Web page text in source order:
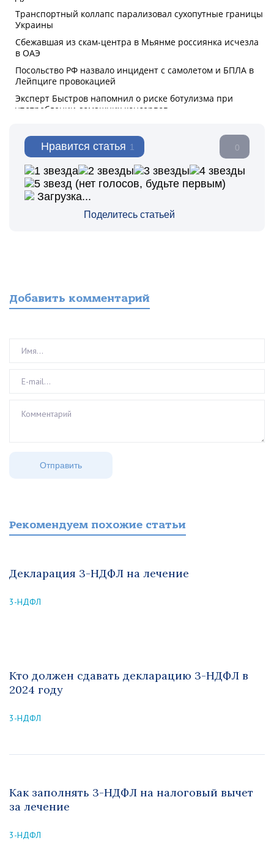
Нравится статья 1 0
Поделитесь статьей
(нет голосов, будьте первым)
Загрузка...
Добавить комментарий
Рекомендуем похожие статьи
Декларация 3-НДФЛ на лечение
3-НДФЛ
Кто должен сдавать декларацию 3-НДФЛ в
2024 году
3-НДФЛ
Как заполнять 3-НДФЛ на налоговый вычет
за лечение
3-НДФЛ